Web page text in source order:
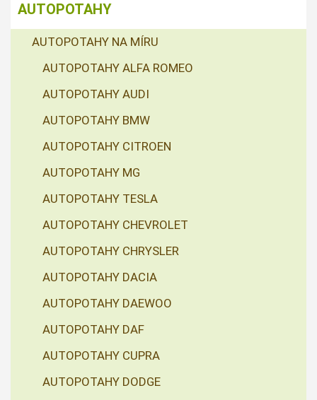
AUTOPOTAHY
AUTOPOTAHY NA MÍRU
AUTOPOTAHY ALFA ROMEO
AUTOPOTAHY AUDI
AUTOPOTAHY BMW
AUTOPOTAHY CITROEN
AUTOPOTAHY MG
AUTOPOTAHY TESLA
AUTOPOTAHY CHEVROLET
AUTOPOTAHY CHRYSLER
AUTOPOTAHY DACIA
AUTOPOTAHY DAEWOO
AUTOPOTAHY DAF
AUTOPOTAHY CUPRA
AUTOPOTAHY DODGE